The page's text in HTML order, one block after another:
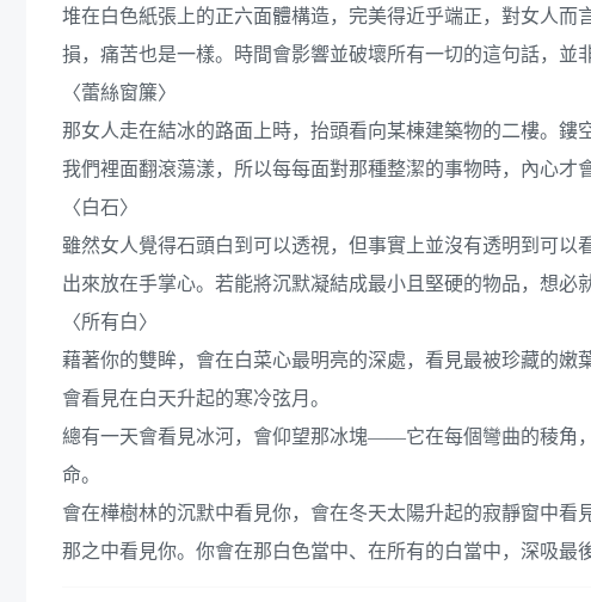
堆在白色紙張上的正六面體構造，完美得近乎端正，對女人
損，痛苦也是一樣。時間會影響並破壞所有一切的這句話，並
〈蕾絲窗簾〉
那女人走在結冰的路面上時，抬頭看向某棟建築物的二樓。
我們裡面翻滾蕩漾，所以每每面對那種整潔的事物時，內心才
〈白石〉
雖然女人覺得石頭白到可以透視，但事實上並沒有透明到可
出來放在手掌心。若能將沉默凝結成最小且堅硬的物品，想必
〈所有白〉
藉著你的雙眸，會在白菜心最明亮的深處，看見最被珍藏的嫩葉
會看見在白天升起的寒冷弦月。
總有一天會看見冰河，會仰望那冰塊——它在每個彎曲的稜角
命。
會在樺樹林的沉默中看見你，會在冬天太陽升起的寂靜窗中
那之中看見你。你會在那白色當中、在所有的白當中，深吸最